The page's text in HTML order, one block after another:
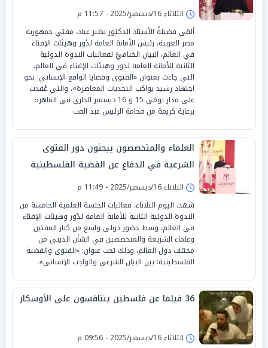
الثلاثاء 16/ديسمبر/2025 - 11:57 م
ألقى فضيلةُ الأستاذ الدكتور نظير عياد، مفتي جمهورية
مصر العربية، رئيس الأمانة العامة لدُور وهيئات الإفتاء
في العالم، البيان الختاميَّ لفعاليات الندوة الدولية
الثانية للأمانة العامة لدور وهيئات الإفتاء في العالم،
التي جاءت بعنوان «الفتوى وقضايا الواقع الإنساني: نحو
اجتهاد رشيد يواكب التحديات المعاصرة»، والتي عُقدت
على مدار يومَي 15 و 16 ديسمبر الجاري في القاهرة
برعاية كريمة من فخامة الرئيس عبد الفت
العلماء والمتخصصون يبحثون دور الفتوى
الشرعية في الدفاع عن القضية الفلسطينية
الثلاثاء 16/ديسمبر/2025 - 11:49 م
شهد، اليوم الثلاثاء، فعاليات الجلسة العلمية الخامسة من
الندوة الدولية الثانية للأمانة العامة لدُور وهيئات الإفتاء
في العالم، وسط حضور دولي واسع من كبار المفتين
وعلماء الشريعة والمتخصصين في الشأن الديني من
مختلف دول العالم، وذلك تحت عنوان: «الفتوى والقضية
الفلسطينية: بين البيان الشرعي والواجب الإنساني».
36 فيلما عن فلسطين يتنافسون على الأوسكار
الثلاثاء 16/ديسمبر/2025 - 09:56 م